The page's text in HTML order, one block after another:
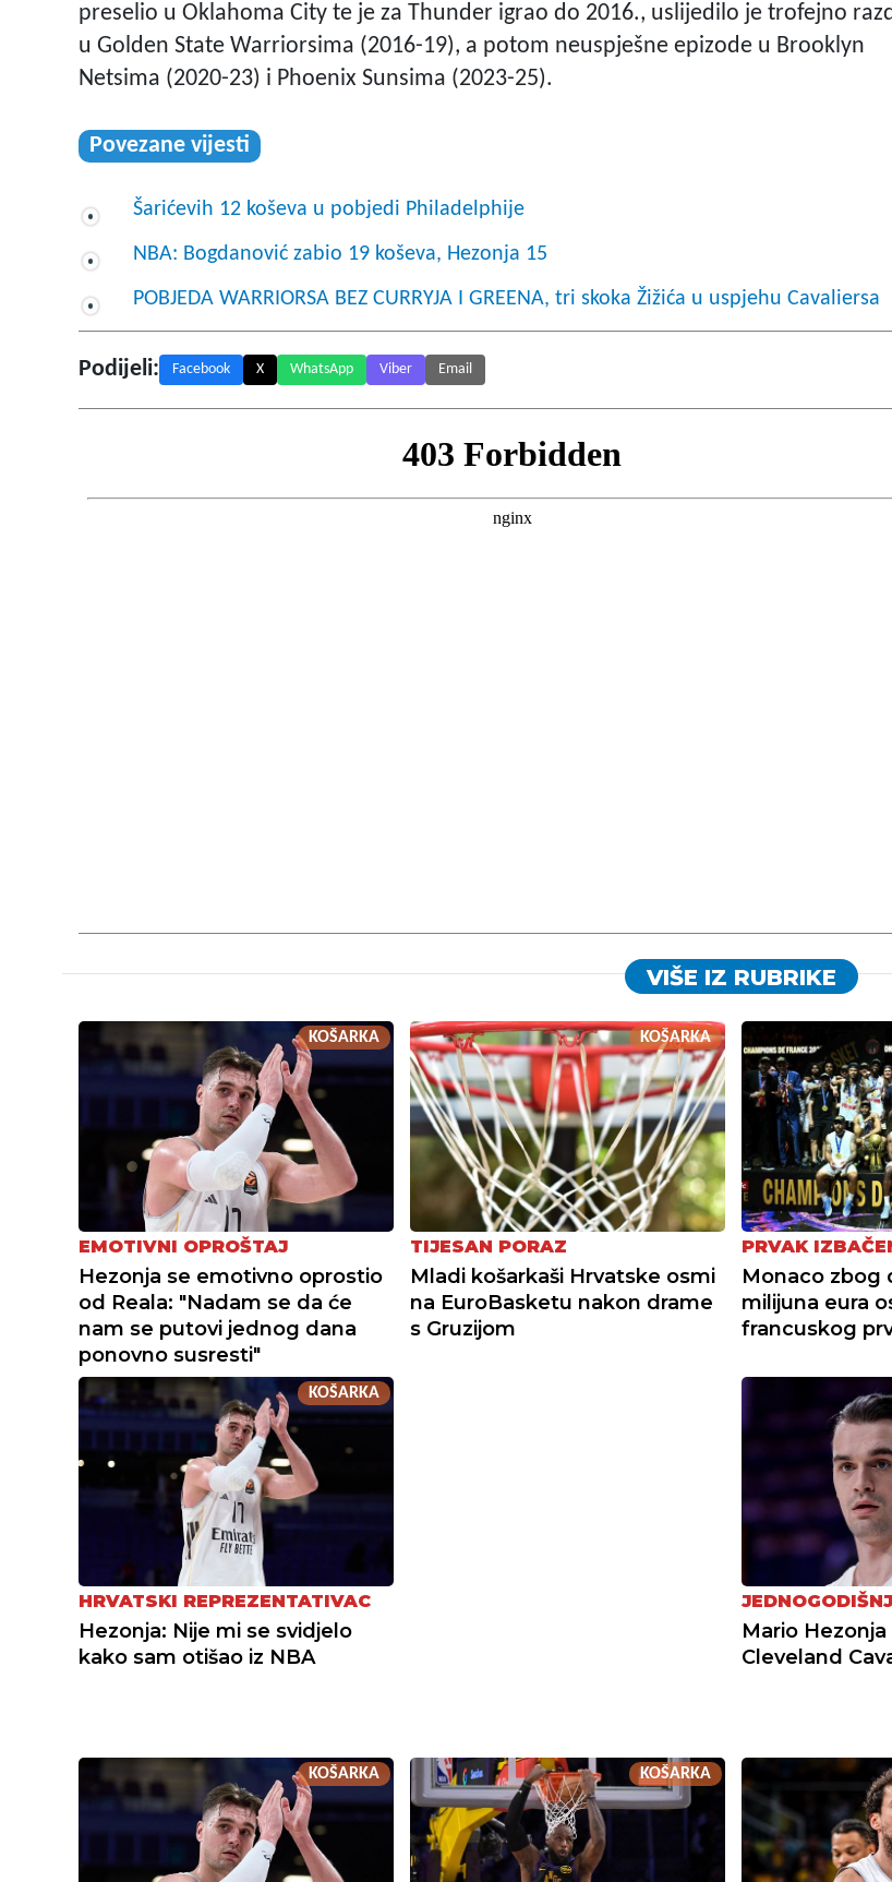
preselio u Oklahoma City te je za Thunder igrao do 2016., uslijedilo je trofejno
u Golden State Warriorsima (2016-19), a potom neuspješne epizode u Brooklyn
Netsima (2020-23) i Phoenix Sunsima (2023-25).
Povezane vijesti
Šarićevih 12 koševa u pobjedi Philadelphije
NBA: Bogdanović zabio 19 koševa, Hezonja 15
POBJEDA WARRIORSA BEZ CURRYJA I GREENA, tri skoka Žižića u uspjehu Cavaliersa
Podijeli: Facebook X WhatsApp Viber Email
VIŠE IZ RUBRIKE
KOŠARKA
EMOTIVNI OPROŠTAJ
Hezonja se emotivno oprostio
od Reala: "Nadam se da će
nam se putovi jednog dana
ponovno susresti"
KOŠARKA
TIJESAN PORAZ
Mladi košarkaši Hrvatske osmi
na EuroBasketu nakon drame
s Gruzijom
PRVAK
Monaco zbog
milijuna eura
francuskog
KOŠARKA
HRVATSKI REPREZENTATIVAC
Hezonja: Nije mi se svidjelo
kako sam otišao iz NBA
Mario
Cleveland
KOŠARKA KOŠARKA